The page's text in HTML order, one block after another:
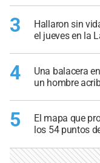
3
Hallaron sin
el jueves en la
4
Una balacera
un hombre
5
El mapa que
los 54 puntos